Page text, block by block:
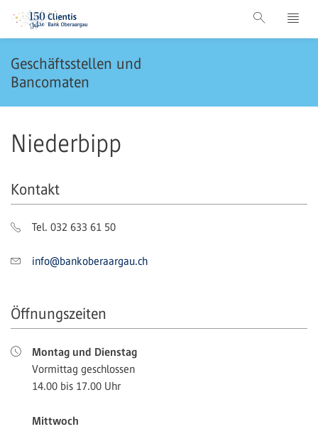
Geschäftsstellen und
Bancomaten
Niederbipp
Kontakt
Tel. 032 633 61 50
info@bankoberaargau.ch
Öffnungszeiten
Montag und Dienstag
Vormittag geschlossen
14.00 bis 17.00 Uhr
Mittwoch